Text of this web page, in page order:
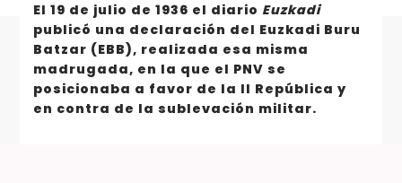
El 19 de julio de 1936 el diario Euzkadi
publicó una declaración del Euzkadi Buru
Batzar (EBB), realizada esa misma
madrugada, en la que el PNV se
posicionaba a favor de la II República y
en contra de la sublevación militar.